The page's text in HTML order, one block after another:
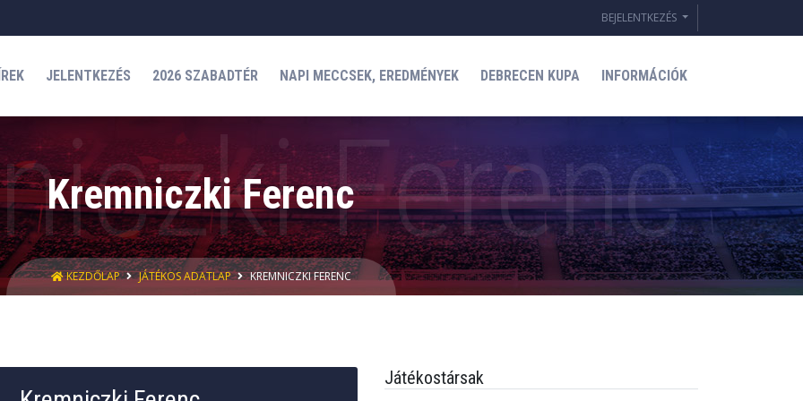
BEJELENTKEZÉS
JELENTKEZÉS 2026 SZABADTÉR NAPI MECCSEK, EREDMÉNYEK DEBRECEN KUPA INFORMÁCIÓK
Kremniczki Ferenc
KEZDŐLAP JÁTÉKOS ADATLAP KREMNICZKI FERENC
Játékostársak